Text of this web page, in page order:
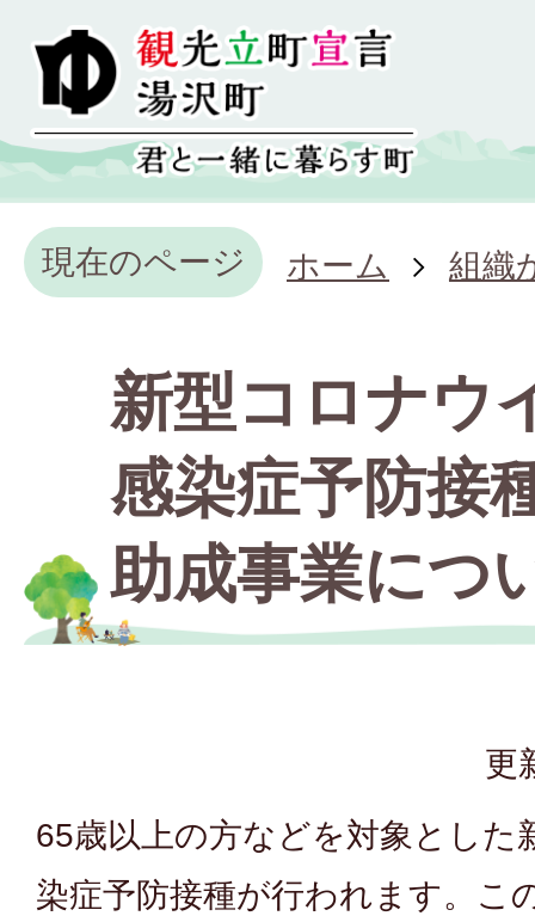
現在のページ ホーム 組織
新型コロナウ
感染症予防接
助成事業につ
更
65歳以上の方などを対象とした
染症予防接種が行われます。こ